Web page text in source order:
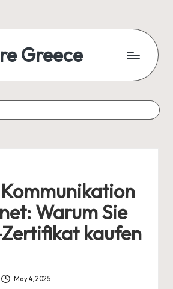
Greece
Warum Sie
Zertifikat kaufen
May 4, 2025